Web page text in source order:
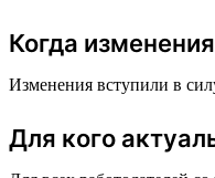
Когда
Изменения вступили в
Для кого